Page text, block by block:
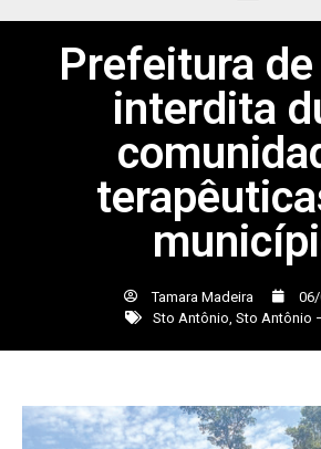
Prefeitura de
interdita
Tamara Madeira
Sto Antônio Sto Antônio